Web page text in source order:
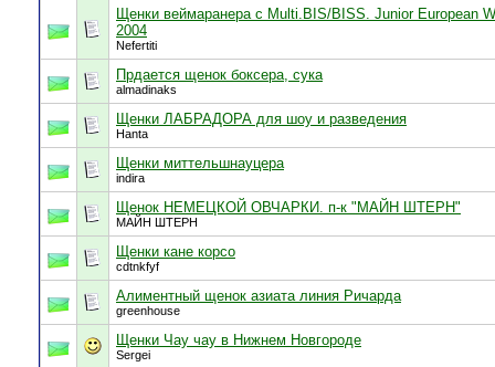
Щенки веймаранера с Multi.BIS/BISS. Junior European
2004
Nefertiti
Прдается щенок боксера, сука
almadinaks
Щенки ЛАБРАДОРА для шоу и разведения
Hanta
Щенки миттельшнауцера
indira
Щенок НЕМЕЦКОЙ ОВЧАРКИ. п-к "МАЙН ШТЕРН"
МАЙН ШТЕРН
Щенки кане корсо
cdtnkfyf
Алиментный щенок азиата линия Ричарда
greenhouse
Щенки Чау чау в Нижнем Новгороде
Sergei